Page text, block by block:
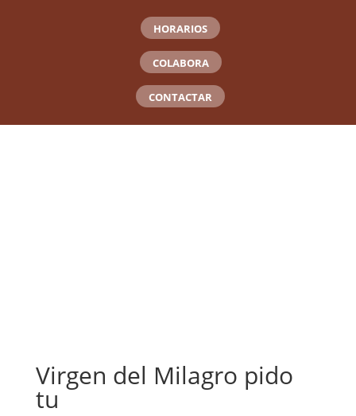
HORARIOS
COLABORA
CONTACTAR
Virgen del Milagro pido
tu